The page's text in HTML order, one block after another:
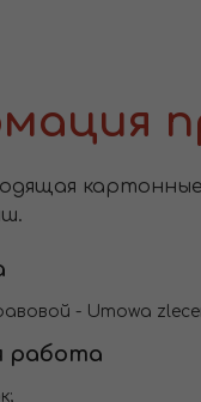
- Umowa
работа